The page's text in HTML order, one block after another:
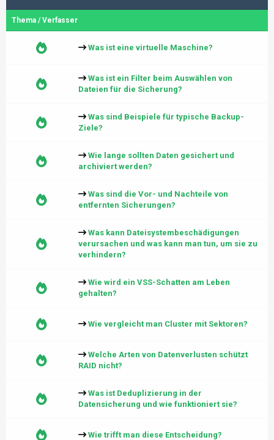
Thema /Verfasser
Was ist eine virtuelle Maschine?
Was ist ein Filter beim Auswählen von
Dateien für die Sicherung?
Was sind Beispiele für typische Backup-
Ziele?
Wie lange sollten Daten gesichert und
archiviert werden?
Was sind die Vor- und Nachteile von
entfernten Sicherungen?
Was kann Dateisystembeschädigungen
verursachen und was kann man tun, um sie zu
verhindern?
Wie wird ein VSS-Schatten am Leben
gehalten?
Wie vergleicht man Cluster mit Sektoren?
Welche Arten von Datenverlusten schützt
RAID nicht?
Was ist Deduplizierung in der
Datensicherung und wie funktioniert sie?
Wie trifft man diese Entscheidung?